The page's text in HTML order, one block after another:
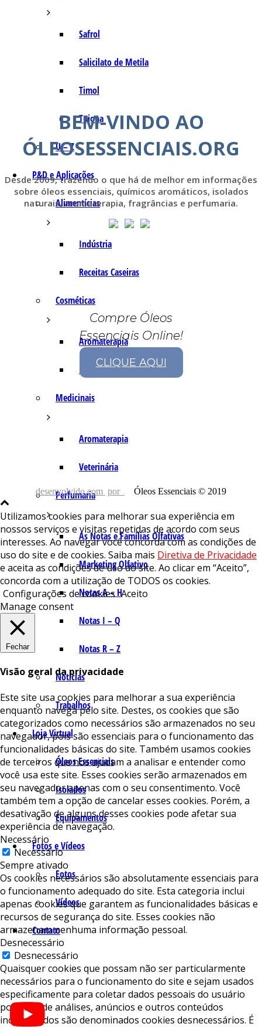
Safrol
Salicilato de Metila
Timol
Tujona
U – Z
P&D e Aplicações
Alimentícias
Indústria
Receitas Caseiras
Cosméticas
Aromaterapia
Fórmulas Caseiras
Medicinais
Aromaterapia
Veterinária
Perfumaria
As Notas e Famílias Olfativas
Marketing Olfativo
Notas A – H
Notas I – Q
Notas R – Z
Notícias
Trabalhos
Loja Virtual
Óleos Essenciais
Isolados
Equipamentos
Fotos e Vídeos
Fotos
Vídeos
Contato
BEM-VINDO AO
ÓLEOSESSENCIAIS.ORG
Desde 2009, trazendo o que há de melhor em informações
sobre óleos essenciais, químicos aromáticos, isolados
naturais, aromaterapia, fragrâncias e perfumaria.
Compre Óleos
Essenciais Online!
CLIQUE AQUI
desenvolvido com por Óleos Essenciais © 2019
Utilizamos cookies para melhorar sua experiência em
nossos serviços e visitas repetidas de acordo com seus
interesses. Ao navegar você concorda com as condições de
uso do site e de cookies. Saiba mais Diretiva de Privacidade
e aceita as condições de uso do site. Ao clicar em “Aceito”,
concorda com a utilização de TODOS os cookies.
Configurações de cookies Aceito
Manage consent
Fechar
Visão geral da privacidade
Este site usa cookies para melhorar a sua experiência
enquanto navega pelo site. Destes, os cookies que são
categorizados como necessários são armazenados no seu
navegador, pois são essenciais para o funcionamento das
funcionalidades básicas do site. Também usamos cookies
de terceiros que nos ajudam a analisar e entender como
você usa este site. Esses cookies serão armazenados em
seu navegador apenas com o seu consentimento. Você
também tem a opção de cancelar esses cookies. Porém, a
desativação de alguns desses cookies pode afetar sua
experiência de navegação.
Necessário
Necessário
Sempre ativado
Os cookies necessários são absolutamente essenciais para
o funcionamento adequado do site. Esta categoria inclui
apenas cookies que garantem as funcionalidades básicas e
recursos de segurança do site. Esses cookies não
armazenam nenhuma informação pessoal.
Desnecessário
Desnecessário
Quaisquer cookies que possam não ser particularmente
necessários para o funcionamento do site e sejam usados ​​
especificamente para coletar dados pessoais do usuário
por meio de análises, anúncios e outros conteúdos
incorporados são denominados cookies desnecessários. É